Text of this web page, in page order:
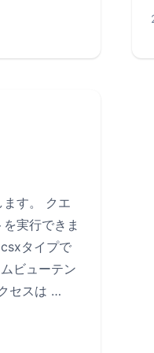
ます。 クエ
実行できま
タイプで
ビューテン
セスは …